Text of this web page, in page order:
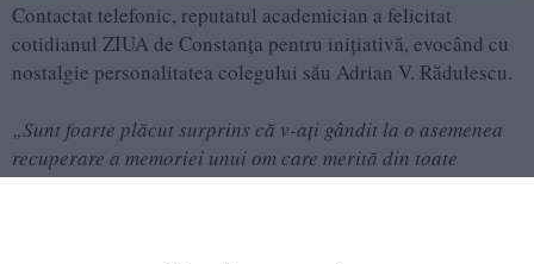
Contactat telefonic, reputatul academician a felicitat
cotidianul ZIUA de Constanţa pentru iniţiativă, evocând cu
nostalgie personalitatea colegului său Adrian V. Rădulescu.
„Sunt foarte plăcut surprins că v-aţi gândit la o asemenea
recuperare a memoriei unui om care merită din toate
punctele de vedere. Restituiţi comunităţii o personalitate de